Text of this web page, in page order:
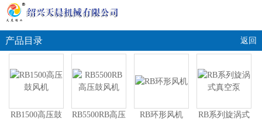
产品目录 返回
RB1500高压鼓
RB5500RB高压
RB环形风机
RB系列旋涡式